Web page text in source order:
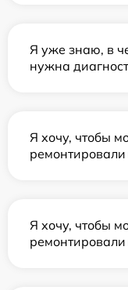
Я уже знаю, в
нужна
Я хочу, чтобы
Я хочу, чтобы